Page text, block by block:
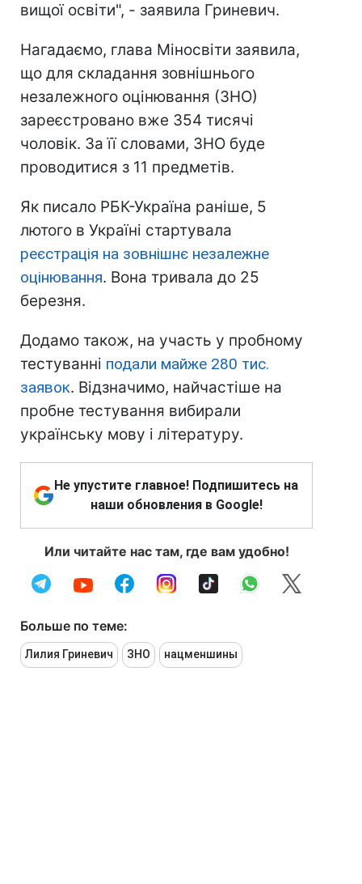
вищої освіти", - заявила Гриневич.
Нагадаємо, глава Міносвіти заявила,
що для складання зовнішнього
незалежного оцінювання (ЗНО)
зареєстровано вже 354 тисячі
чоловік. За її словами, ЗНО буде
проводитися з 11 предметів.
Як писало РБК-Україна раніше, 5
лютого в Україні стартувала
реєстрація на зовнішнє незалежне
оцінювання. Вона тривала до 25
березня.
Додамо також, на участь у пробному
тестуванні подали майже 280 тис.
заявок. Відзначимо, найчастіше на
пробне тестування вибирали
українську мову і літературу.
Не упустите главное! Подпишитесь на
наши обновления в Google!
Или читайте нас там, где вам удобно!
Больше по теме:
Лилия Гриневич ЗНО нацменшины